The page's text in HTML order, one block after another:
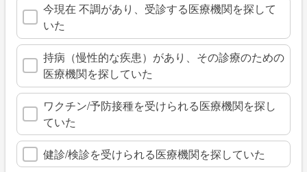
今現在 不調があり、受診する医療機関を探して
いた
持病（慢性的な疾患）があり、その診療のための
医療機関を探していた
ワクチン/予防接種を受けられる医療機関を探し
ていた
健診/検診を受けられる医療機関を探していた